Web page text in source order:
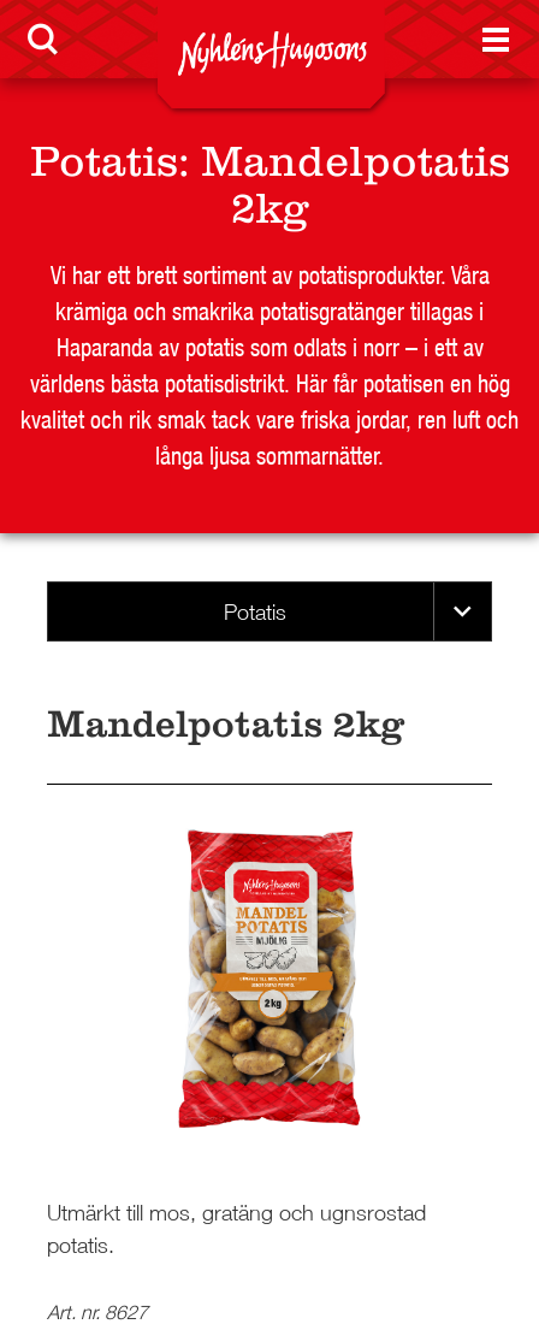
Sponsring
Press
Visselblåsarfunktion
Jobb
Nyheter
LEVERANTÖR
BUTIKSSIDA
SKOLA
JOBB
PRESS
Potatis: Mandelpotatis
2kg
Vi har ett brett sortiment av potatisprodukter. Våra
krämiga och smakrika potatisgratänger tillagas i
Haparanda av potatis som odlats i norr – i ett av
världens bästa potatisdistrikt. Här får potatisen en hög
kvalitet och rik smak tack vare friska jordar, ren luft och
långa ljusa sommarnätter.
Potatis
Mandelpotatis 2kg
Utmärkt till mos, gratäng och ugnsrostad
potatis.
Art. nr. 8627